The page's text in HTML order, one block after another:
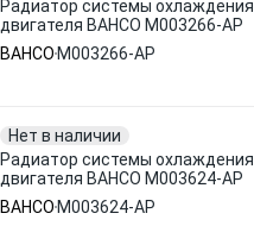
Радиатор системы охлаждения
двигателя BAHCO M003266-AP
BAHCO M003266-AP
Нет в наличии
Радиатор системы охлаждения
двигателя BAHCO M003624-AP
BAHCO M003624-AP